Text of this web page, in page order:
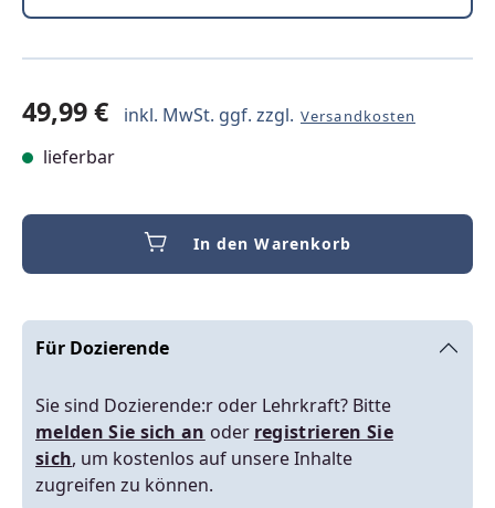
49,99 € inkl. MwSt. ggf. zzgl. Versandkosten
lieferbar
In den Warenkorb
Für Dozierende
Sie sind Dozierende:r oder Lehrkraft? Bitte
melden Sie sich an oder registrieren Sie
sich, um kostenlos auf unsere Inhalte
zugreifen zu können.